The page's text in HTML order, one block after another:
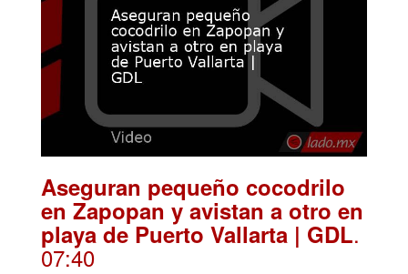
Aseguran pequeño cocodrilo
en Zapopan y avistan a otro en
playa de Puerto Vallarta | GDL.
07:40